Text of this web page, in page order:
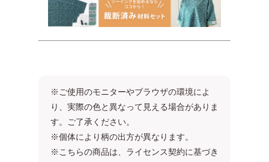
※ご使用のモニターやブラウザの環境によ
り、実際の色と異なって見える場合がありま
す。ご了承ください。
※個体により柄の出方が異なります。
※こちらの商品は、ライセンス契約に基づき